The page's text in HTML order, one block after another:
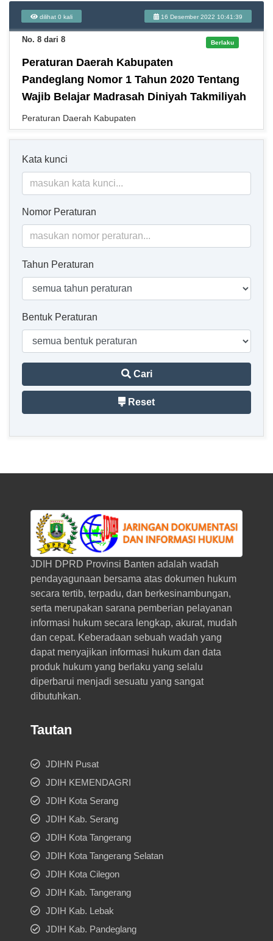
dilihat 0 kali 16 Desember 2022 10:41:39
No. 8 dari 8 Berlaku
Peraturan Daerah Kabupaten
Pandeglang Nomor 1 Tahun 2020 Tentang
Wajib Belajar Madrasah Diniyah Takmiliyah
Peraturan Daerah Kabupaten
Kata kunci
Nomor Peraturan
Tahun Peraturan
Bentuk Peraturan
Cari
Reset
JDIH DPRD Provinsi Banten adalah wadah
pendayagunaan bersama atas dokumen hukum
secara tertib, terpadu, dan berkesinambungan,
serta merupakan sarana pemberian pelayanan
informasi hukum secara lengkap, akurat, mudah
dan cepat. Keberadaan sebuah wadah yang
dapat menyajikan informasi hukum dan data
produk hukum yang berlaku yang selalu
diperbarui menjadi sesuatu yang sangat
dibutuhkan.
Tautan
JDIHN Pusat
JDIH KEMENDAGRI
JDIH Kota Serang
JDIH Kab. Serang
JDIH Kota Tangerang
JDIH Kota Tangerang Selatan
JDIH Kota Cilegon
JDIH Kab. Tangerang
JDIH Kab. Lebak
JDIH Kab. Pandeglang